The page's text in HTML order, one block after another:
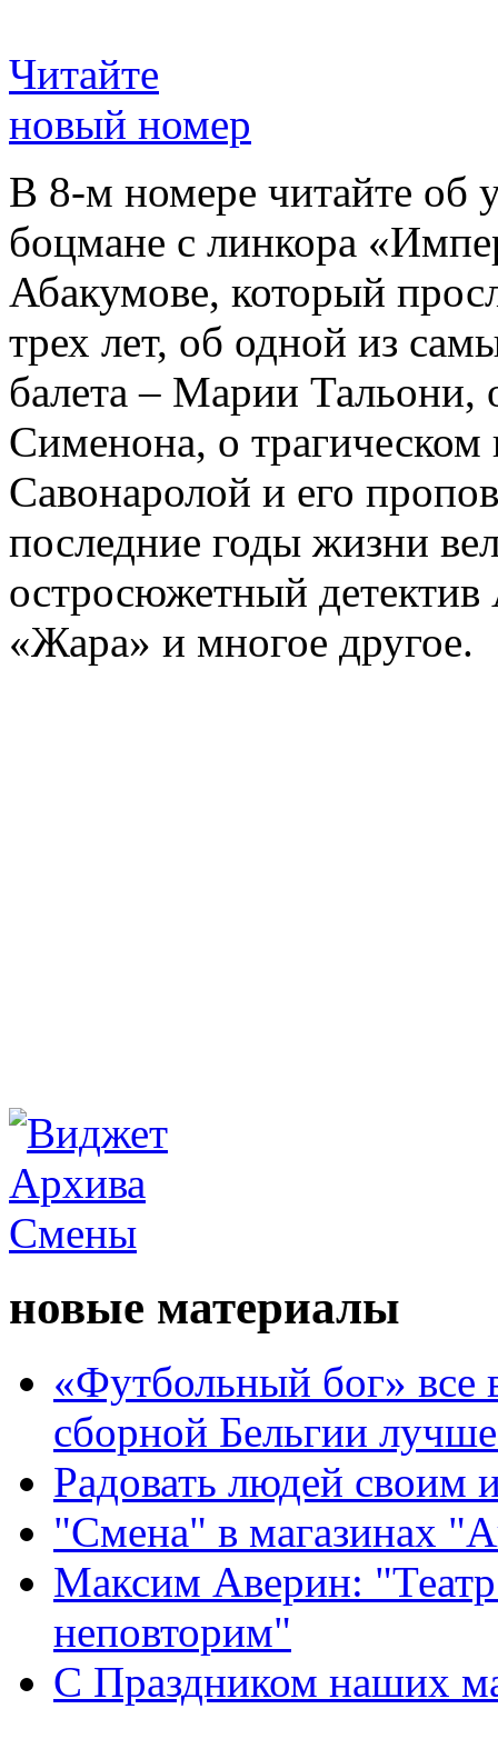
Читайте
новый номер
В 8-м номере читайте об
боцмане с линкора
Абакумове, который
трех лет, об одной из
балета – Марии
Сименона, о трагическом
Савонаролой и его
последние годы жизни
остросюжетный детектив
«Жара» и многое другое.
новые материалы
«Футбольный бог» все
сборной Бельгии
Радовать людей своим
"Смена" в магазинах
Максим Аверин:
неповторим"
С Праздником наших